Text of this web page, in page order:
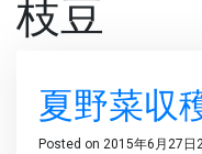
枝豆
夏野菜収
Posted on 2015年6月27日